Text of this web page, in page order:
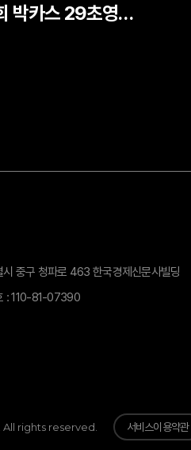
박카스 29초영화
중구 청파로 463 한국경제신문사빌딩
: 110-81-07390
rights reserved. 서비스이용약관